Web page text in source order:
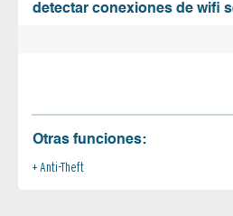
detectar conexiones de wifi
Otras funciones:
Anti-Theft